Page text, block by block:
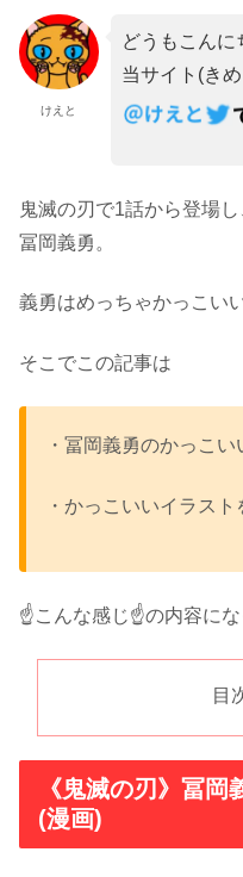
けえと
どうもこんに
当サイト(き
鬼滅の刃で1話から登場
冨岡義勇。
義勇はめっちゃかっこい
そこでこの記事は
・冨岡義勇のかっこ
・かっこいいイラス
☝️こんな感じ☝️の内容に
目
《鬼滅の刃》冨
(漫画)